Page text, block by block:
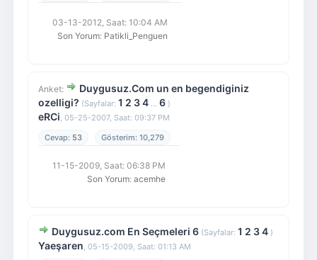
03-13-2012, Saat: 10:04 AM
Son Yorum: Patikli_Penguen
Anket:
Duygusuz.Com un en begendiginiz
ozelligi? (Sayfalar: 1 2 34... 6)
eRCi, 05-25-2007, Saat: 09:37 PM
53
10,279
11-15-2009, Saat: 06:38 PM
Son Yorum: acemhe
Duygusuz.com En Seçmeleri 6 (Sayfalar: 1 2 34)
Yaeşaren, 05-15-2009, Saat: 01:13 AM